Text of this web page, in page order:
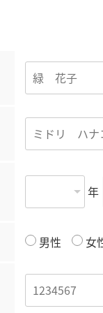
年
男性 女